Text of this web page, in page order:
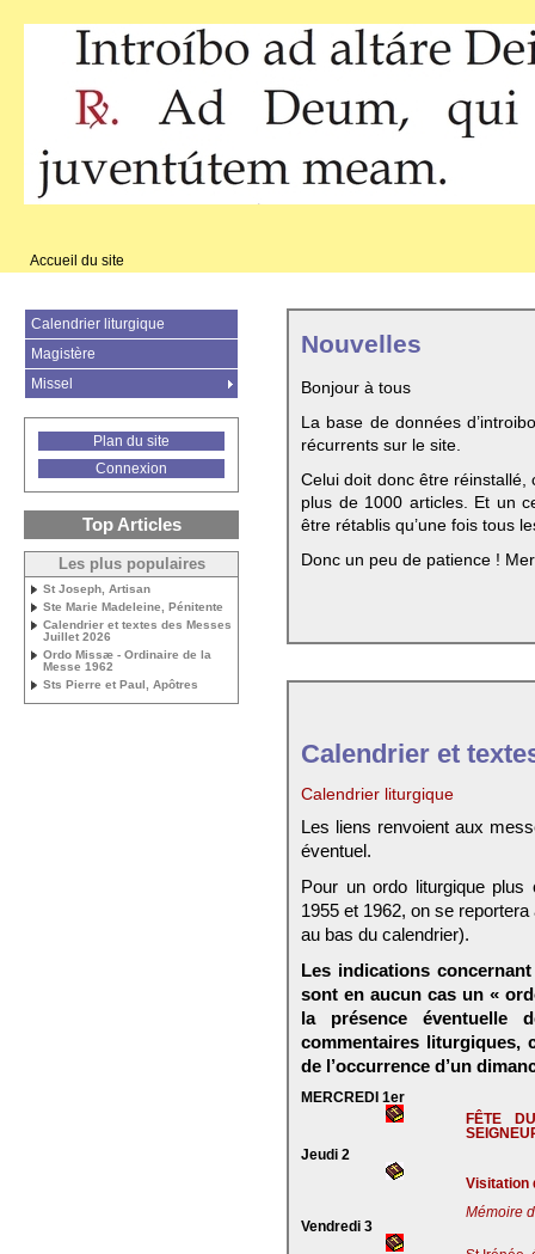
Accueil du site
Nouvelles
Bonjour à tous
La base de données
récurrents sur le site.
Celui doit donc être
plus de 1000 articles. Et un
être rétablis qu’une fois tous
Donc un peu de patience !
Calendrier et
Calendrier liturgique
Les liens renvoient aux
éventuel.
Pour un ordo liturgique plus
1955 et 1962, on se
au bas du calendrier).
Les indications
sont en aucun cas un «
la présence éventuelle
commentaires liturgiques,
de l’occurrence d’un
MERCREDI 1er
FÊTE
Jeudi 2
Visitation
Mémoire
Vendredi 3
Calendrier liturgique
Magistère
Missel
Plan du site
Connexion
Top Articles
Les plus populaires
St Joseph, Artisan
Ste Marie Madeleine, Pénitente
Calendrier et textes des Messes
Juillet 2026
Ordo Missæ - Ordinaire de la
Messe 1962
Sts Pierre et Paul, Apôtres